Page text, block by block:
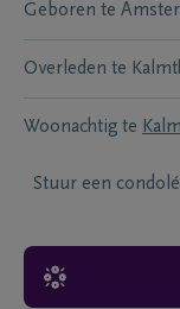
Geboren te
Overleden te
Woonachtig te
Stuur een